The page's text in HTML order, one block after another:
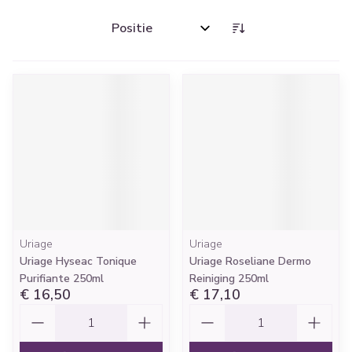
Sorteer op:
Uriage
Uriage Hyseac Tonique
Purifiante 250ml
€ 16,50
Uriage
Uriage Roseliane Dermo
Reiniging 250ml
€ 17,10